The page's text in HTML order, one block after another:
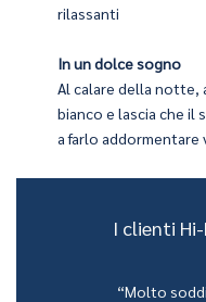
rilassanti
In un dolce sogno
Al calare della notte,
bianco e lascia che il
a farlo
prima di andare a letto e
I clienti
“Molto